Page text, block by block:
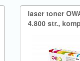
laser toner
4.​800 str.​,​